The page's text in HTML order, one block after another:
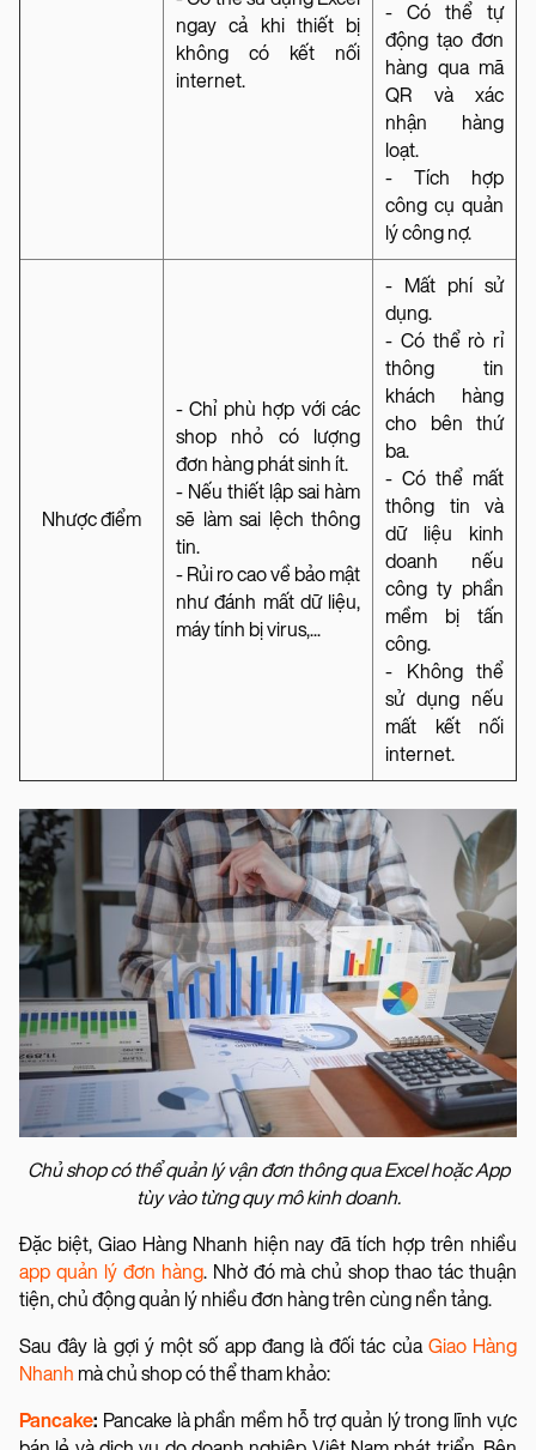
ngay cả khi thiết bị
không có kết nối
internet.
- Có thể tự
động tạo đơn
hàng qua mã
QR và xác
nhận hàng
loạt.
- Tích hợp
công cụ quản
lý công nợ.
Nhược điểm
- Chỉ phù hợp với các
shop nhỏ có lượng
đơn hàng phát sinh ít.
- Nếu thiết lập sai hàm
sẽ làm sai lệch thông
tin.
- Rủi ro cao về bảo mật
như đánh mất dữ liệu,
máy tính bị virus,...
- Mất phí sử
dụng.
- Có thể rò rỉ
thông tin
khách hàng
cho bên thứ
ba.
- Có thể mất
thông tin và
dữ liệu kinh
doanh nếu
công ty phần
mềm bị tấn
công.
- Không thể
sử dụng nếu
mất kết nối
internet.
Chủ shop có thể quản lý vận đơn thông qua Excel hoặc App
tùy vào từng quy mô kinh doanh.
Đặc biệt, Giao Hàng Nhanh hiện nay đã tích hợp trên nhiều
app quản lý đơn hàng. Nhờ đó mà chủ shop thao tác thuận
tiện, chủ động quản lý nhiều đơn hàng trên cùng nền tảng.
Sau đây là gợi ý một số app đang là đối tác của Giao Hàng
Nhanh mà chủ shop có thể tham khảo:
Pancake: Pancake là phần mềm hỗ trợ quản lý trong lĩnh vực